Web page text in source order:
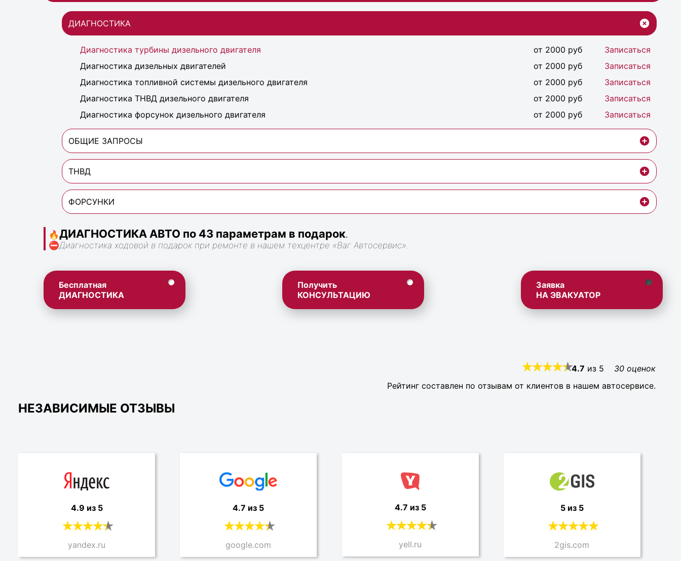
ДИАГНОСТИКА
Диагностика турбины дизельного двигателя от 2000 руб
Записаться
Диагностика дизельных двигателей
от 2000 руб
Записаться
Диагностика топливной системы дизельного двигателя
от 2000 руб
Записаться
Диагностика ТНВД дизельного двигателя
от 2000 руб
Записаться
Диагностика форсунок дизельного двигателя
от 2000 руб Записаться
ОБЩИЕ ЗАПРОСЫ
ТНВД
ФОРСУНКИ
🔥ДИАГНОСТИКА АВТО по 43 параметрам в подарок.
⛔Диагностика ходовой в подарок при ремонте в нашем техцентре «Ваг Автосервис».
Бесплатная
ДИАГНОСТИКА
Получить
КОНСУЛЬТАЦИЮ
Заявка
НА ЭВАКУАТОР
4.7 из 5 30 оценок
Рейтинг составлен по отзывам от клиентов в нашем автосервисе.
НЕЗАВИСИМЫЕ ОТЗЫВЫ
4.9 из 5
yandex.ru
4.7 из 5
google.com
4.7 из 5
yell.ru
5 из 5
2gis.com